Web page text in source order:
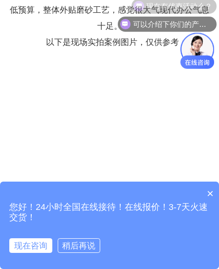
低预算，整体外贴磨砂工艺，感觉很大气现代办公气息
十足。
以下是现场实拍案例图片，仅供参考：
写评论...
可以介绍下你们的产品么？
现在有优惠活动么？
×
您好！24小时全国在线接待！在线报价！3-7天火速
交货！
现在咨询
稍后再说
立即咨询！